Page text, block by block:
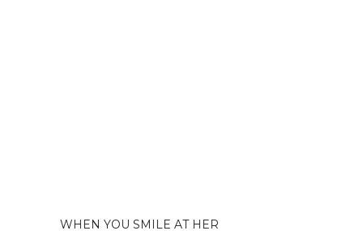
WHEN YOU SMILE AT HER